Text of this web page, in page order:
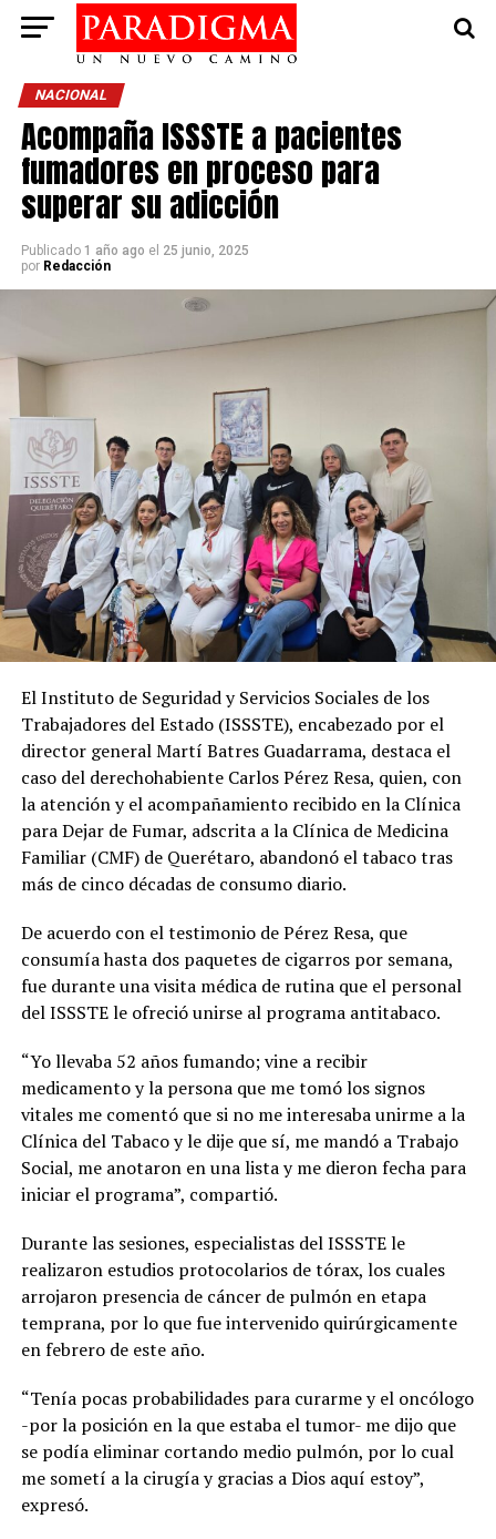
NACIONAL
Acompaña ISSSTE a pacientes
fumadores en proceso para
superar su adicción
Publicado 1 año ago el 25 junio, 2025
por Redacción
El Instituto de Seguridad y Servicios Sociales de los
Trabajadores del Estado (ISSSTE), encabezado por el
director general Martí Batres Guadarrama, destaca el
caso del derechohabiente Carlos Pérez Resa, quien, con
la atención y el acompañamiento recibido en la Clínica
para Dejar de Fumar, adscrita a la Clínica de Medicina
Familiar (CMF) de Querétaro, abandonó el tabaco tras
más de cinco décadas de consumo diario.
De acuerdo con el testimonio de Pérez Resa, que
consumía hasta dos paquetes de cigarros por semana,
fue durante una visita médica de rutina que el personal
del ISSSTE le ofreció unirse al programa antitabaco.
“Yo llevaba 52 años fumando; vine a recibir
medicamento y la persona que me tomó los signos
vitales me comentó que si no me interesaba unirme a la
Clínica del Tabaco y le dije que sí, me mandó a Trabajo
Social, me anotaron en una lista y me dieron fecha para
iniciar el programa”, compartió.
Durante las sesiones, especialistas del ISSSTE le
realizaron estudios protocolarios de tórax, los cuales
arrojaron presencia de cáncer de pulmón en etapa
temprana, por lo que fue intervenido quirúrgicamente
en febrero de este año.
“Tenía pocas probabilidades para curarme y el oncólogo
-por la posición en la que estaba el tumor- me dijo que
se podía eliminar cortando medio pulmón, por lo cual
me sometí a la cirugía y gracias a Dios aquí estoy”,
expresó.